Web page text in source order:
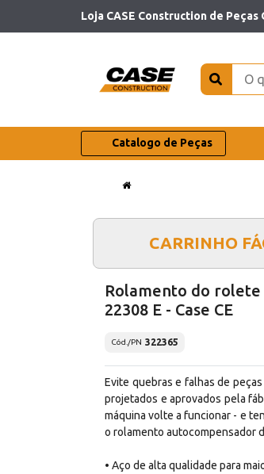
Loja CASE Construction de Peças
Catalogo de Peças
CARRINHO
Rolamento do rolete
22308 E - Case CE
Cód./PN 322365
Evite quebras e falhas de
projetados e aprovados pela
máquina volte a funcionar - e
o rolamento autocompensador
• Aço de alta qualidade para